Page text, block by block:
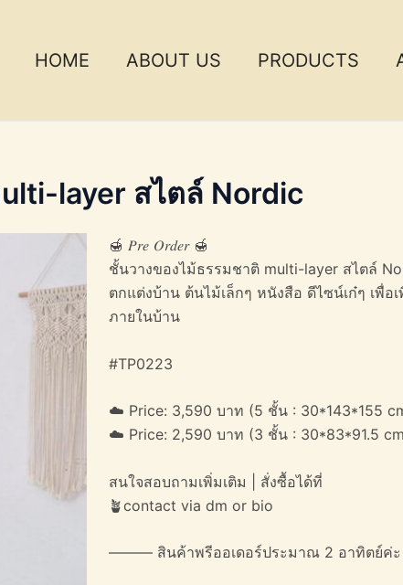
HOME ABOUT US PRODUCTS
layer สไตล์ Nordic
🍯 𝑃𝑟𝑒 𝑂𝑟𝑑𝑒𝑟 🍯
ชั้นวางของไม้ธรรมชาติ multi-layer สไตล์
ตกแต่งบ้าน ต้นไม้เล็กๆ หนังสือ ดีไซน์เก๋ๆ เพื่อ
ภายในบ้าน
#TP0223
☁️ Price: 3,590 บาท (5 ชั้น : 30*143*155
☁️ Price: 2,590 บาท (3 ชั้น : 30*83*91.5
สนใจสอบถามเพิ่มเติม | สั่งซื้อได้ที่
🪴contact via dm or bio
——— สินค้าพรีออเดอร์ประมาณ 2 อาทิตย์